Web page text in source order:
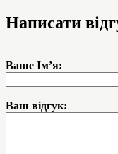
Написати
Ваше Ім’я:
Ваш відгук: